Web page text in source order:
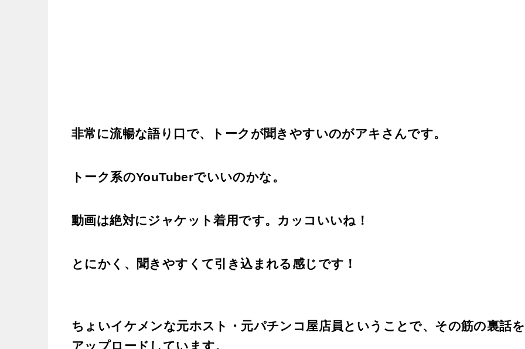
非常に流暢な語り口で、トークが聞きやすいのがアキさんです。
トーク系のYouTuberでいいのかな。
動画は絶対にジャケット着用です。カッコいいね！
とにかく、聞きやすくて引き込まれる感じです！
ちょいイケメンな元ホスト・元パチンコ屋店員ということで、その筋の裏話を
アップロードしています。